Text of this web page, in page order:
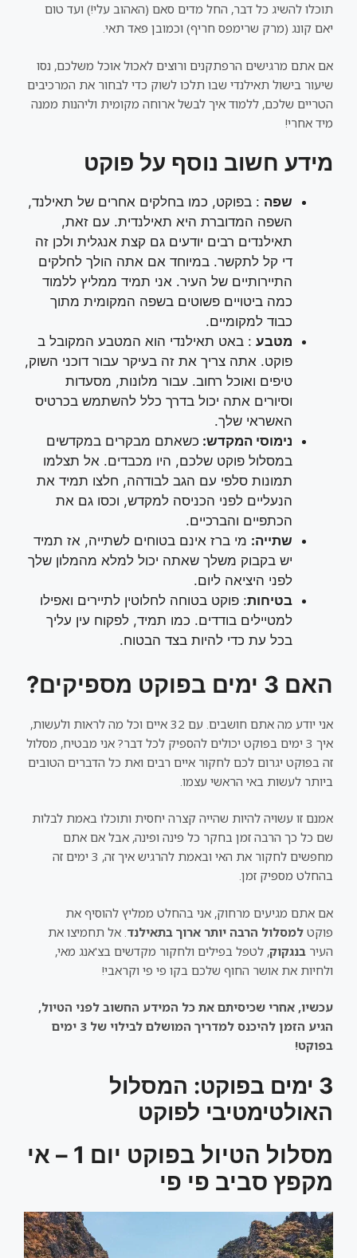
תוכלו להשיג כל דבר, החל מדים סאם (האהוב עלי!) ועד טום
יאם קונג (מרק שרימפס חריף) וכמובן פאד תאי.
אם אתם מרגישים הרפתקנים ורוצים לאכול אוכל משלכם, נסו
שיעור בישול תאילנדי שבו תלכו לשוק כדי לבחור את המרכיבים
הטריים שלכם, ללמוד איך לבשל ארוחה מקומית וליהנות ממנה
מיד אחרי!
מידע חשוב נוסף על פוקט
שפה : בפוקט, כמו בחלקים אחרים של תאילנד,
השפה המדוברת היא תאילנדית. עם זאת,
תאילנדים רבים יודעים גם קצת אנגלית ולכן זה
די קל לתקשר. במיוחד אם אתה הולך לחלקים
התיירותיים של העיר. אני תמיד ממליץ ללמוד
כמה ביטויים פשוטים בשפה המקומית מתוך
כבוד למקומיים.
מטבע : באט תאילנדי הוא המטבע המקובל ב
פוקט. אתה צריך את זה בעיקר עבור דוכני השוק,
טיפים ואוכל רחוב. עבור מלונות, מסעדות
וסיורים אתה יכול בדרך כלל להשתמש בכרטיס
האשראי שלך.
נימוסי המקדש: כשאתם מבקרים במקדשים
במסלול פוקט שלכם, היו מכבדים. אל תצלמו
תמונות סלפי עם הגב לבודהה, חלצו תמיד את
הנעליים לפני הכניסה למקדש, וכסו גם את
הכתפיים והברכיים.
שתייה: מי ברז אינם בטוחים לשתייה, אז תמיד
יש בקבוק משלך שאתה יכול למלא מהמלון שלך
לפני היציאה ליום.
בטיחות: פוקט בטוחה לחלוטין לתיירים ואפילו
למטיילים בודדים. כמו תמיד, לפקוח עין עליך
בכל עת כדי להיות בצד הבטוח.
האם 3 ימים בפוקט מספיקים?
אני יודע מה אתם חושבים. עם 32 איים וכל מה לראות ולעשות,
איך 3 ימים בפוקט יכולים להספיק לכל דבר? אני מבטיח, מסלול
זה בפוקט יגרום לכם לחקור איים רבים ואת כל הדברים הטובים
ביותר לעשות באי הראשי עצמו.
אמנם זו עשויה להיות שהייה קצרה יחסית ותוכלו באמת לבלות
שם כל כך הרבה זמן בחקר כל פינה ופינה, אבל אם אתם
מחפשים לחקור את האי ובאמת להרגיש איך זה, 3 ימים זה
בהחלט מספיק זמן.
אם אתם מגיעים מרחוק, אני בהחלט ממליץ להוסיף את
פוקט למסלול הרבה יותר ארוך בתאילנד . אל תחמיצו את
העיר בנגקוק, לטפל בפילים ולחקור מקדשים בצ'אנג מאי,
ולחיות את אושר החוף שלכם בקו פי פי וקראבי!
עכשיו, אחרי שכיסיתם את כל המידע החשוב לפני הטיול,
הגיע הזמן להיכנס למדריך המושלם לבילוי של 3 ימים
בפוקט!
3 ימים בפוקט: המסלול
האולטימטיבי לפוקט
מסלול הטיול בפוקט יום 1 – אי
מקפץ סביב פי פי